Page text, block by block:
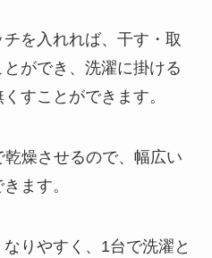
を入れれば、干す・取
ができ、洗濯に掛ける
すことができます。
燥させるので、幅広い
ます。
りやすく、1台で洗濯と